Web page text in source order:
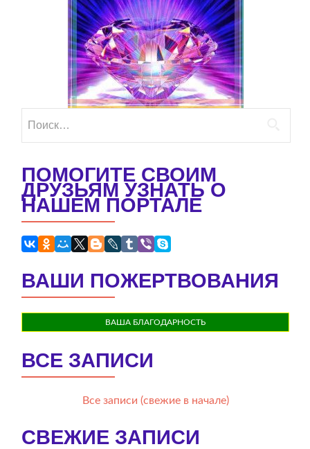
ПОМОГИТЕ СВОИМ
ДРУЗЬЯМ УЗНАТЬ О
НАШЕМ ПОРТАЛЕ
ВАШИ ПОЖЕРТВОВАНИЯ
ВАША БЛАГОДАРНОСТЬ
ВСЕ ЗАПИСИ
Все записи (свежие в начале)
СВЕЖИЕ ЗАПИСИ